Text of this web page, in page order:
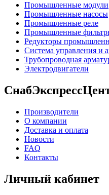
Промышленные модули
Промышленные насосы
Промышленные реле
Промышленные
Редукторы
Система управления и
Трубопроводная
Электродвигатели
Производители
О компании
Доставка и оплата
Новости
FAQ
Контакты
Личный кабинет